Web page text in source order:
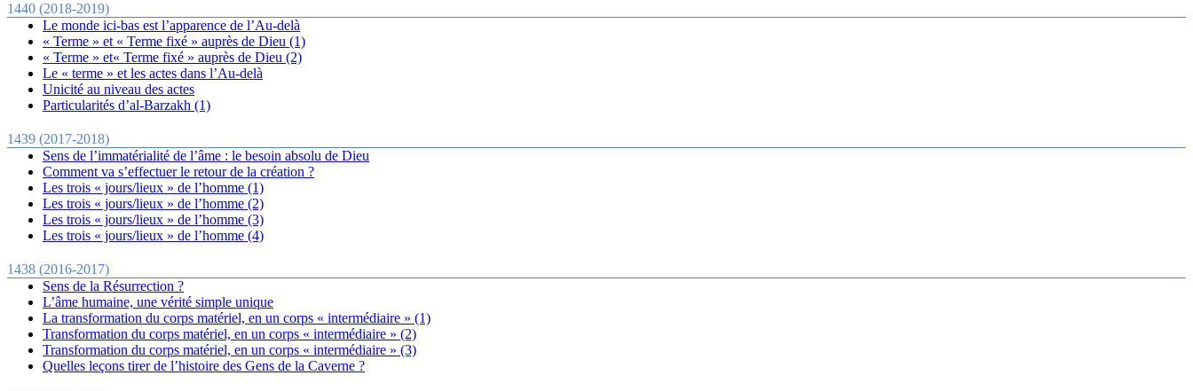
1440 (2018-2019)
Le monde ici-bas est l’apparence de l’Au-delà
« Terme » et « Terme fixé » auprès de Dieu (1)
« Terme » et« Terme fixé » auprès de Dieu (2)
Le « terme » et les actes dans l’Au-delà
Unicité au niveau des actes
Particularités d’al-Barzakh (1)
1439 (2017-2018)
Sens de l’immatérialité de l’âme : le besoin absolu de Dieu
Comment va s’effectuer le retour de la création ?
Les trois « jours/lieux » de l’homme (1)
Les trois « jours/lieux » de l’homme (2)
Les trois « jours/lieux » de l’homme (3)
Les trois « jours/lieux » de l’homme (4)
1438 (2016-2017)
Sens de la Résurrection ?
L’âme humaine, une vérité simple unique
La transformation du corps matériel, en un corps « intermédiaire » (1)
Transformation du corps matériel, en un corps « intermédiaire » (2)
Transformation du corps matériel, en un corps « intermédiaire » (3)
Quelles leçons tirer de l’histoire des Gens de la Caverne ?